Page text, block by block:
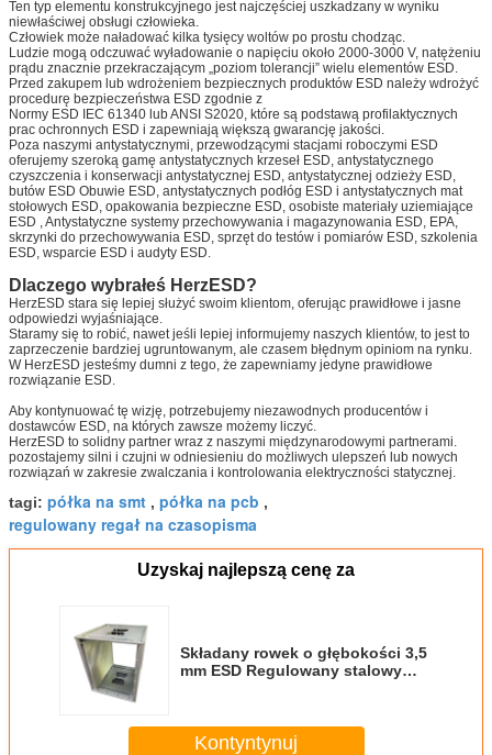
Zatwierdź
Ten typ elementu konstrukcyjnego jest najczęściej uszkadzany w wyniku
niewłaściwej obsługi człowieka.
Człowiek może naładować kilka tysięcy woltów po prostu chodząc.
Ludzie mogą odczuwać wyładowanie o napięciu około 2000-3000 V, natężeniu
prądu znacznie przekraczającym „poziom tolerancji” wielu elementów ESD.
Przed zakupem lub wdrożeniem bezpiecznych produktów ESD należy wdrożyć
procedurę bezpieczeństwa ESD zgodnie z
Normy ESD IEC 61340 lub ANSI S2020, które są podstawą profilaktycznych
prac ochronnych ESD i zapewniają większą gwarancję jakości.
Poza naszymi antystatycznymi, przewodzącymi stacjami roboczymi ESD
oferujemy szeroką gamę antystatycznych krzeseł ESD, antystatycznego
czyszczenia i konserwacji antystatycznej ESD, antystatycznej odzieży ESD,
butów ESD Obuwie ESD, antystatycznych podłóg ESD i antystatycznych mat
stołowych ESD, opakowania bezpieczne ESD, osobiste materiały uziemiające
ESD , Antystatyczne systemy przechowywania i magazynowania ESD, EPA,
skrzynki do przechowywania ESD, sprzęt do testów i pomiarów ESD, szkolenia
ESD, wsparcie ESD i audyty ESD.
Dlaczego wybrałeś HerzESD?
HerzESD stara się lepiej służyć swoim klientom, oferując prawidłowe i jasne
odpowiedzi wyjaśniające.
Staramy się to robić, nawet jeśli lepiej informujemy naszych klientów, to jest to
zaprzeczenie bardziej ugruntowanym, ale czasem błędnym opiniom na rynku.
W HerzESD jesteśmy dumni z tego, że zapewniamy jedyne prawidłowe
rozwiązanie ESD.
Aby kontynuować tę wizję, potrzebujemy niezawodnych producentów i
dostawców ESD, na których zawsze możemy liczyć.
HerzESD to solidny partner wraz z naszymi międzynarodowymi partnerami.
pozostajemy silni i czujni w odniesieniu do możliwych ulepszeń lub nowych
rozwiązań w zakresie zwalczania i kontrolowania elektryczności statycznej.
tagi: półka na smt , półka na pcb ,
regulowany regał na czasopisma
Uzyskaj najlepszą cenę za
Składany rowek o głębokości 3,5
mm ESD Regulowany stalowy
Kontyntynuj